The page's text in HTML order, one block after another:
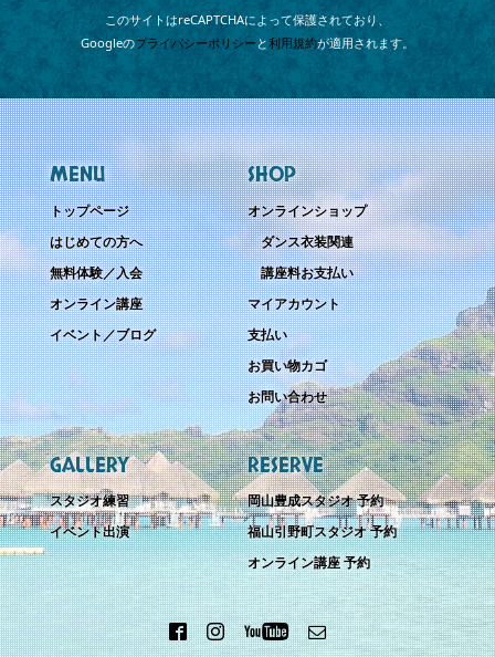
このサイトはreCAPTCHAによって保護されており、
Googleのプライバシーポリシー と利用規約が適用されます。
MENU
トップページ
はじめての方へ
無料体験／入会
オンライン講座
イベント／ブログ
SHOP
オンラインショップ
ダンス衣装関連
講座料お支払い
マイアカウント
支払い
お買い物カゴ
お問い合わせ
GALLERY
スタジオ練習
イベント出演
RESERVE
岡山豊成スタジオ 予約
福山引野町スタジオ 予約
オンライン講座 予約